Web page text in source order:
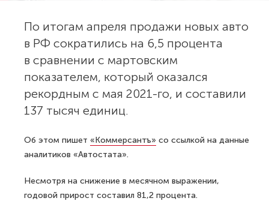
По итогам апреля продажи новых авто
в РФ сократились на 6,5 процента
в сравнении с мартовским
показателем, который оказался
рекордным с мая 2021-го, и составили
137 тысяч единиц.
Об этом пишет «Коммерсантъ» со ссылкой на данные
аналитиков «Автостата».
Несмотря на снижение в месячном выражении,
годовой прирост составил 81,2 процента.